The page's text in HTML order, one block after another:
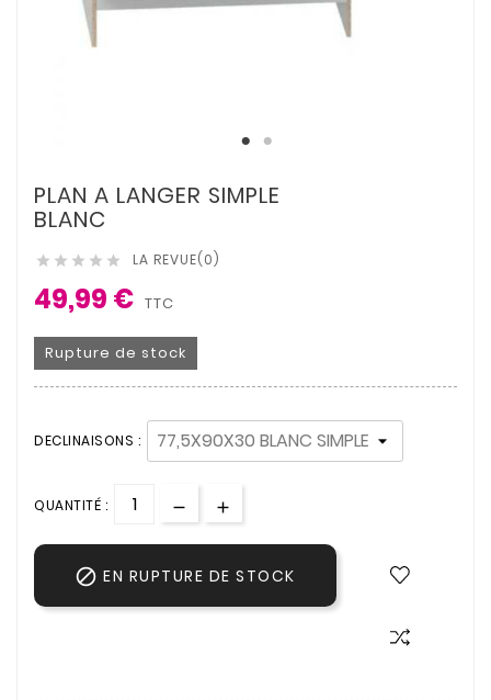
PLAN A LANGER SIMPLE
BLANC
     LA REVUE(0)
49,99 € TTC
Rupture de stock
DECLINAISONS :
QUANTITÉ :
 EN RUPTURE DE STOCK